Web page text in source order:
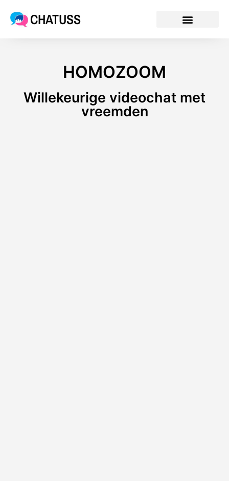
CHATUSS
HOMOZOOM
Willekeurige videochat met
vreemden